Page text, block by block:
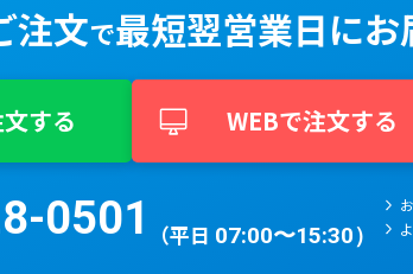
注文で最短翌営業⽇にお
する WEBで注文する
0501​ （平日 07:00〜15:30）